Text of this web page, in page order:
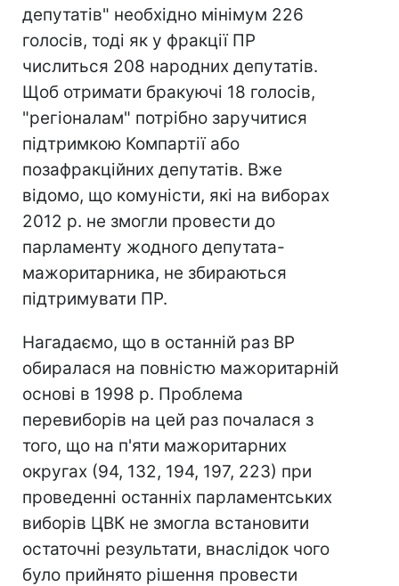
депутатів" необхідно мінімум 226
голосів, тоді як у фракції ПР
числиться 208 народних депутатів.
Щоб отримати бракуючі 18 голосів,
"регіоналам" потрібно заручитися
підтримкою Компартії або
позафракційних депутатів. Вже
відомо, що комуністи, які на виборах
2012 р. не змогли провести до
парламенту жодного депутата-
мажоритарника, не збираються
підтримувати ПР.
Нагадаємо, що в останній раз ВР
обиралася на повністю мажоритарній
основі в 1998 р. Проблема
перевиборів на цей раз почалася з
того, що на п'яти мажоритарних
округах (94, 132, 194, 197, 223) при
проведенні останніх парламентських
виборів ЦВК не змогла встановити
остаточні результати, внаслідок чого
було прийнято рішення провести